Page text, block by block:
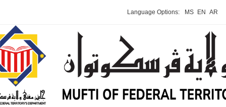
Language Options: MS EN AR